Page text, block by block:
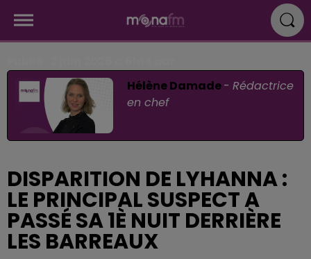
Hélène Damade-Rédactrice
en chef
DISPARITION DE LYHANNA :
LE PRINCIPAL SUSPECT A
PASSÉ SA 1È NUIT DERRIÈRE
LES BARREAUX